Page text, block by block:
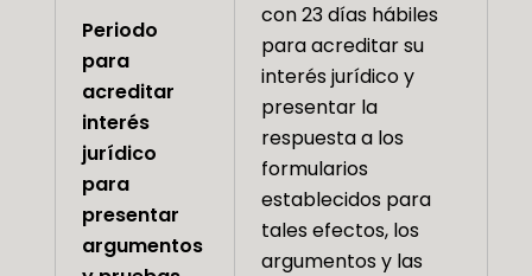
Periodo
para
acreditar
interés
jurídico
para
presentar
argumentos
con 23 días hábiles
para acreditar su
interés jurídico y
presentar la
respuesta a los
formularios
establecidos para
tales efectos, los
argumentos y las